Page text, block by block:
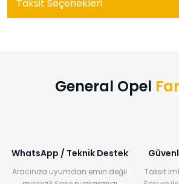
Taksit Seçenekleri
General Opel
WhatsApp / Teknik Destek
Aracınıza uyumdan emin değil
Taksit